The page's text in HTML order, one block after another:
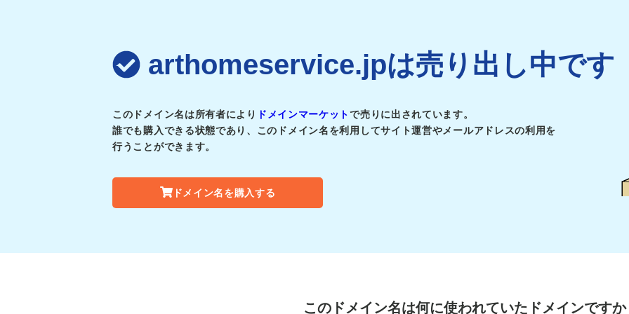
arthomeservice.jpは売り出し中です
このドメイン名は所有者により ドメインマーケットで売りに出されています。
誰でも購入できる状態であり、このドメイン名を利用してサイト運営やメールアドレスの利用を
行うことができます。
ドメイン名を購入する
このドメイン名は何に使われていたドメインですか